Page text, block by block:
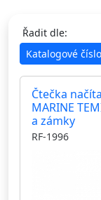
Řadit dle:
Katalogové číslo
Čtečka
MARINE
a zámky
RF-1996